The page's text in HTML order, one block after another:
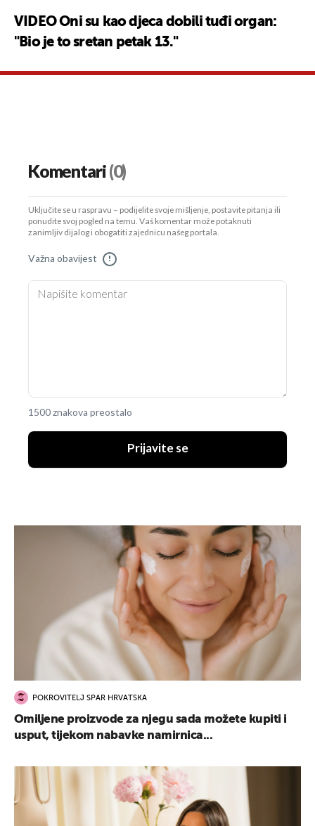
VIDEO Oni su kao djeca dobili tuđi organ:
"Bio je to sretan petak 13."
Komentari(0)
Uključite se u raspravu – podijelite svoje mišljenje, postavite pitanja ili
ponudite svoj pogled na temu. Vaš komentar može potaknuti
zanimljiv dijalog i obogatiti zajednicu našeg portala.
Važna obavijest !
1500 znakova preostalo
Prijavite se
POKROVITELJ SPAR HRVATSKA
Omiljene proizvode za njegu sada možete kupiti i
usput, tijekom nabavke namirnica...